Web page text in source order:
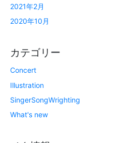
2021年2月
2020年10月
カテゴリー
Concert
Illustration
SingerSongWrighting
What's new